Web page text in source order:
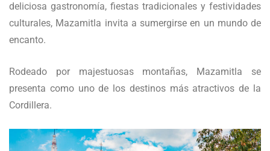
deliciosa gastronomía, fiestas tradicionales y festividades
culturales, Mazamitla invita a sumergirse en un mundo de
encanto.
Rodeado por majestuosas montañas, Mazamitla se
presenta como uno de los destinos más atractivos de la
Cordillera.